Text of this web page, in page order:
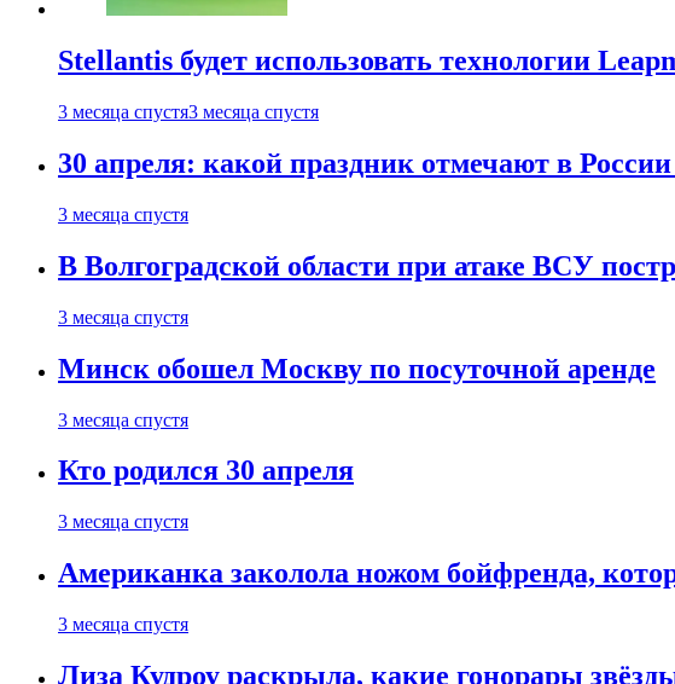
Stellantis будет использовать технологии
3 месяца спустя3 месяца спустя
30 апреля: какой праздник отмечают в
3 месяца спустя
В Волгоградской области при атаке ВСУ
3 месяца спустя
Минск обошел Москву по посуточной аренде
3 месяца спустя
Кто родился 30 апреля
3 месяца спустя
Американка заколола ножом бойфренда,
3 месяца спустя
Лиза Кудроу раскрыла, какие гонорары